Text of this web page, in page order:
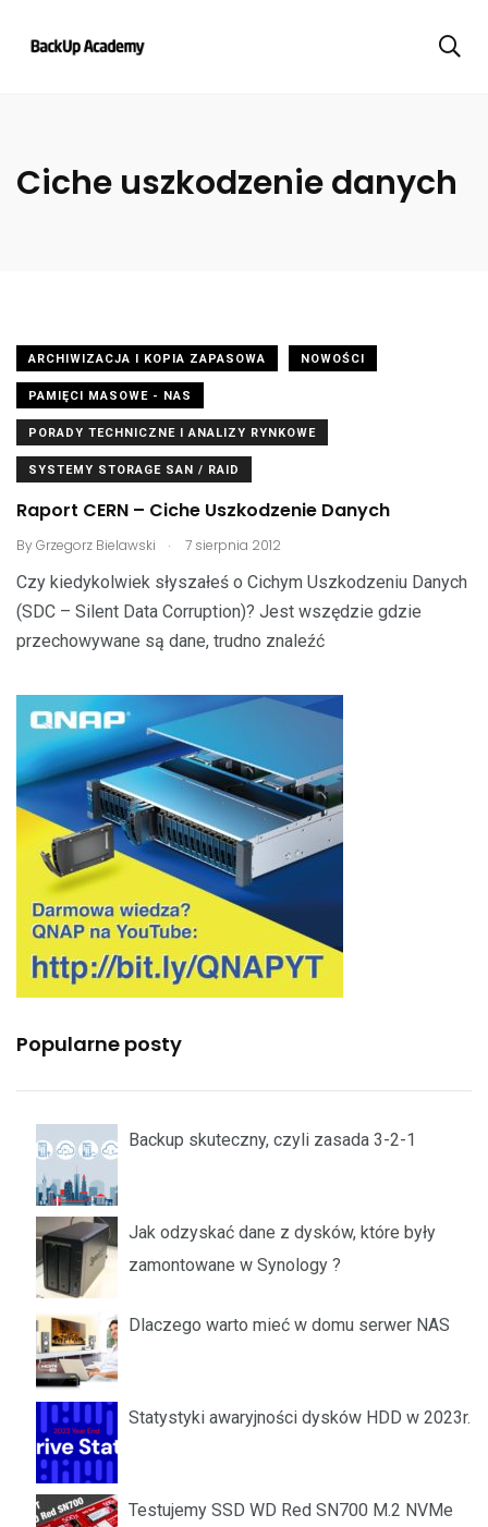
Ciche uszkodzenie danych
ARCHIWIZACJA I KOPIA ZAPASOWA NOWOŚCI
PAMIĘCI MASOWE - NAS
PORADY TECHNICZNE I ANALIZY RYNKOWE
SYSTEMY STORAGE SAN / RAID
Raport CERN – Ciche Uszkodzenie Danych
ByGrzegorz Bielawski . 7 sierpnia 2012
Czy kiedykolwiek słyszałeś o Cichym Uszkodzeniu Danych
(SDC – Silent Data Corruption)? Jest wszędzie gdzie
przechowywane są dane, trudno znaleźć
Popularne posty
Backup skuteczny, czyli zasada 3-2-1
Jak odzyskać dane z dysków, które były
zamontowane w Synology ?
Dlaczego warto mieć w domu serwer NAS
Statystyki awaryjności dysków HDD w 2023r.
Testujemy SSD WD Red SN700 M.2 NVMe